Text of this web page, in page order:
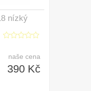
nízký
naše cena
390 Kč